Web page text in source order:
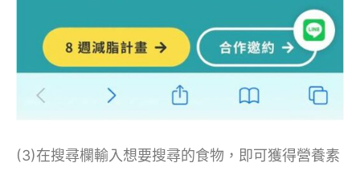
(3)在搜尋欄輸入想要搜尋的食物，即可獲得營養素